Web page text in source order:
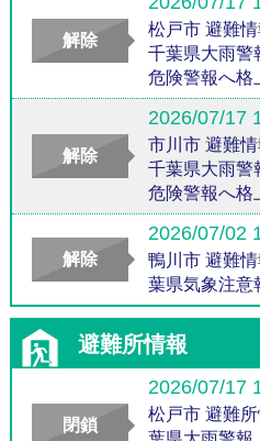
解除
松戸市 避難
千葉県大雨警
危険警報へ格
解除
2026/07/17
市川市 避難
千葉県大雨警
危険警報へ格
解除
2026/07/02
鴨川市 避難
葉県気象注意
避難所情報
閉鎖
2026/07/17
松戸市 避難